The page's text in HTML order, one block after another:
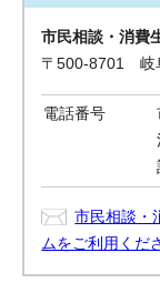
市民相談・消費
〒500-8701 岐
電話番号
市民相談・
ムをご利用くだ